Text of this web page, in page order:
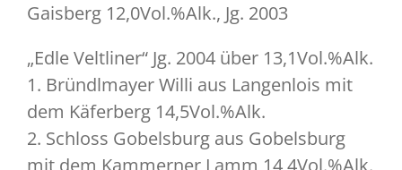
Gaisberg 12,0Vol.%Alk., Jg. 2003
„Edle Veltliner“ Jg. 2004 über 13,1Vol.%Alk.
1. Bründlmayer Willi aus Langenlois mit
dem Käferberg 14,5Vol.%Alk.
2. Schloss Gobelsburg aus Gobelsburg